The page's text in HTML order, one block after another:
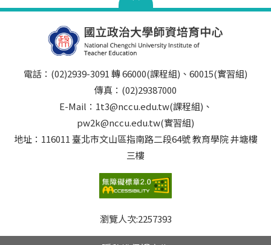
電話：(02)2939-3091 轉 66000(課程組)、60015(實習組)
傳真：(02)29387000
E-Mail：1t3@nccu.edu.tw(課程組)、
pw2k@nccu.edu.tw(實習組)
地址：116011 臺北市文山區指南路二段64號 教育學院 井塘樓
三樓
瀏覽人次:2257393